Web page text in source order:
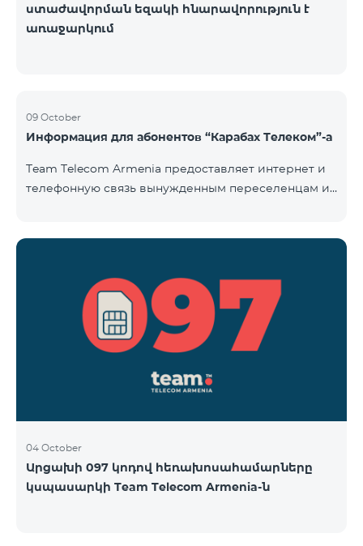
ստաժավորման եզակի հնարավորություն է
առաջարկում
09 October
Информация для абонентов “Карабах Телеком”-а
Team Telecom Armenia предоставляет интернет и
телефонную связь вынужденным переселенцам из
самым соглашаясь с его условиями,
размещенными на сайте www.telecomarmenia.am и
публичной офертой. Абоненты телефонных
номеров с префиксом 097, будут обслуживаться по
04 October
Արցախի 097 կոդով հեռախոսահամարները
կսպասարկի Team Telecom Armenia-ն